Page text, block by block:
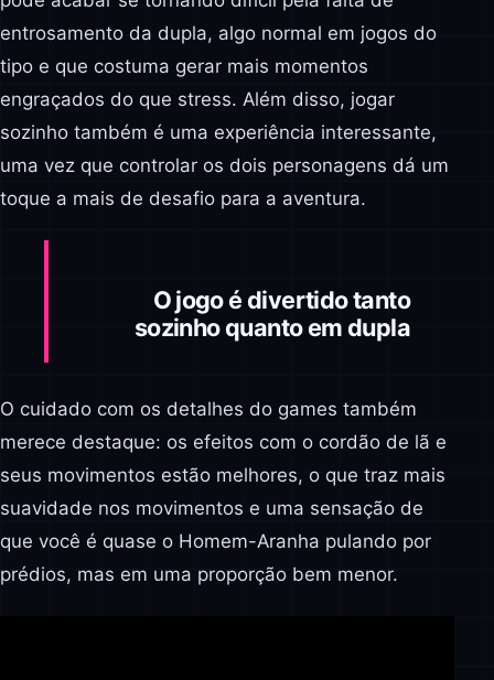
entrosamento da dupla, algo normal em jogos do
tipo e que costuma gerar mais momentos
engraçados do que stress. Além disso, jogar
sozinho também é uma experiência interessante,
uma vez que controlar os dois personagens dá um
toque a mais de desafio para a aventura.
O jogo é divertido tanto
sozinho quanto em dupla
O cuidado com os detalhes do games também
merece destaque: os efeitos com o cordão de lã e
seus movimentos estão melhores, o que traz mais
suavidade nos movimentos e uma sensação de
que você é quase o Homem-Aranha pulando por
prédios, mas em uma proporção bem menor.